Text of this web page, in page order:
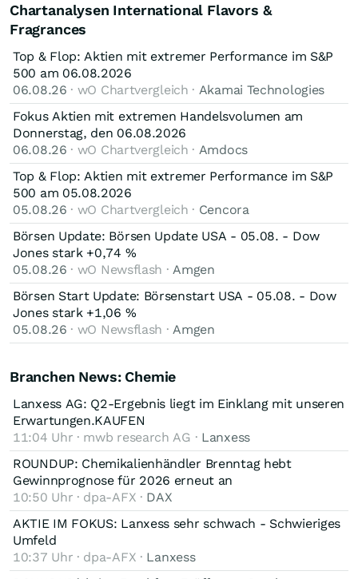
Chartanalysen International Flavors &
Fragrances
Top & Flop: Aktien mit extremer Performance im S&P
500 am 06.08.2026
06.08.26 · wO Chartvergleich · Akamai Technologies
Fokus Aktien mit extremen Handelsvolumen am
Donnerstag, den 06.08.2026
06.08.26 · wO Chartvergleich · Amdocs
Top & Flop: Aktien mit extremer Performance im S&P
500 am 05.08.2026
05.08.26 · wO Chartvergleich · Cencora
Börsen Update: Börsen Update USA - 05.08. - Dow
Jones stark +0,74 %
05.08.26 · wO Newsflash · Amgen
Börsen Start Update: Börsenstart USA - 05.08. - Dow
Jones stark +1,06 %
05.08.26 · wO Newsflash · Amgen
Branchen News: Chemie
Lanxess AG: Q2-Ergebnis liegt im Einklang mit unseren
Erwartungen.KAUFEN
11:04 Uhr · mwb research AG · Lanxess
ROUNDUP: Chemikalienhändler Brenntag hebt
Gewinnprognose für 2026 erneut an
10:50 Uhr · dpa-AFX · DAX
AKTIE IM FOKUS: Lanxess sehr schwach - Schwieriges
Umfeld
10:37 Uhr · dpa-AFX · Lanxess